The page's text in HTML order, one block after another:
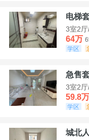
电梯
3室2
64万
学区
急售
3室2
59.8万
学区
城北